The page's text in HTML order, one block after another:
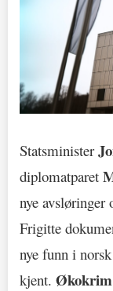
Statsminister
diplomatparet
nye
Frigitte
nye funn i
kjent. Økokrim